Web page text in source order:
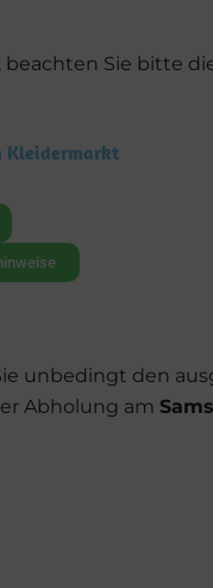
Sie bitte
Kleidermarkt
unbedingt den
Abholung am